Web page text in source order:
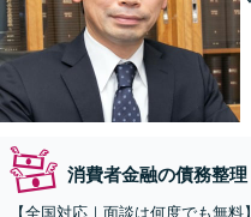
消費者金融の債務整理
【全国対応｜面談は何度でも無